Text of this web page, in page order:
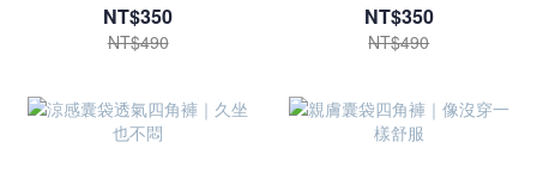
NT$350
NT$490
NT$350
NT$490